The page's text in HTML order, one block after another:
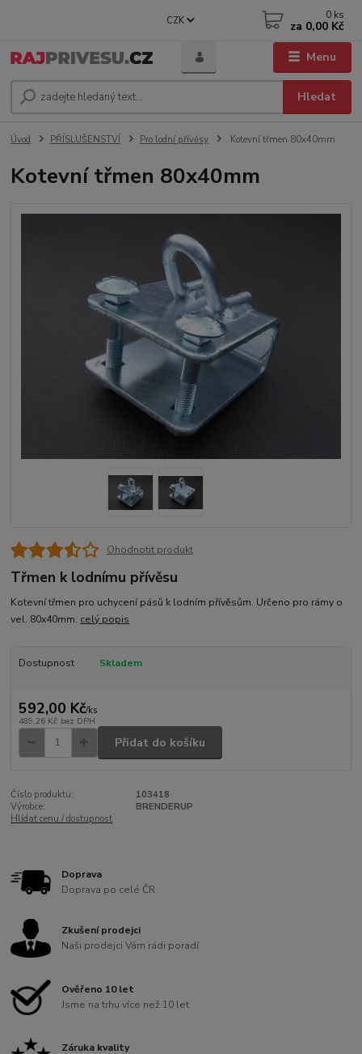
Menu
CZK
Hledat
0 ks
za 0,00 Kč
Úvod PŘÍSLUŠENSTVÍ Pro lodní přívěsy Kotevní třmen 80x40mm
Kotevní třmen 80x40mm
Ohodnotit produkt
Třmen k lodnímu přívěsu
Kotevní třmen pro uchycení pásů k lodním přívěsům. Určeno pro rámy o
vel. 80x40mm. celý popis
Dostupnost Skladem
592,00 Kč/ks
489,26 Kč bez DPH
Přidat do košíku
Číslo produktu:
103418
Výrobce:
BRENDERUP
Hlídat cenu / dostupnost
Doprava
Doprava po celé ČR
Zkušení prodejci
Naši prodejci Vám rádi poradí
Ověřeno 10 let
Jsme na trhu více než 10 let
Záruka kvality